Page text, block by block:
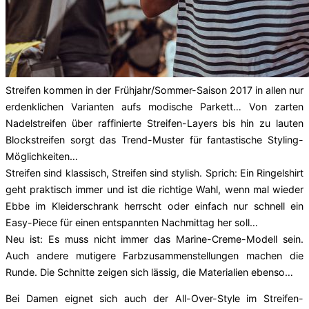
Streifen kommen in der Frühjahr/Sommer-Saison 2017 in allen nur
erdenklichen Varianten aufs modische Parkett… Von zarten
Nadelstreifen über raffinierte Streifen-Layers bis hin zu lauten
Blockstreifen sorgt das Trend-Muster für fantastische Styling-
Möglichkeiten…
Streifen sind klassisch, Streifen sind stylish. Sprich: Ein Ringelshirt
geht praktisch immer und ist die richtige Wahl, wenn mal wieder
Ebbe im Kleiderschrank herrscht oder einfach nur schnell ein
Easy-Piece für einen entspannten Nachmittag her soll…
Neu ist: Es muss nicht immer das Marine-Creme-Modell sein.
Auch andere mutigere Farbzusammenstellungen machen die
Runde. Die Schnitte zeigen sich lässig, die Materialien ebenso…
Bei Damen eignet sich auch der All-Over-Style im Streifen-